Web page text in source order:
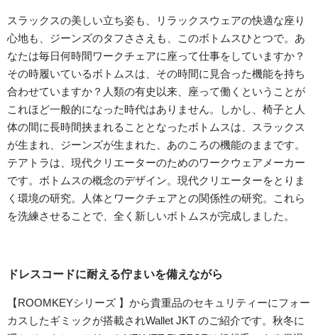
スラックスの美しい立ち姿も、リラックスウェアの快適な座り
心地も、ジーンズのタフささえも、このボトムスひとつで。あ
なたは毎日何時間ワークチェアに座って仕事をしていますか？
その時履いているボトムスは、その時間に見合った機能を持ち
合わせていますか？人類の有史以来、座って働くということが
これほど一般的になった時代はありません。しかし、椅子と人
体の間に長時間挟まれることとなったボトムスは、スラックス
が生まれ、ジーンズが生まれた、あのころの機能のままです。
テアトラは、現代クリエーターのためのワークウェアメーカー
です。ボトムスの概念のデザイン。現代クリエーターをとりま
く環境の研究。人体とワークチェアとの関係性の研究。これら
を洗練させることで、全く新しいボトムスが完成しました。
ドレスコードに耐える佇まいを備えながら
【ROOMKEYシリーズ 】から貴重品のセキュリティーにフォー
カスしたギミックが搭載されWallet JKT のご紹介です。秋冬に